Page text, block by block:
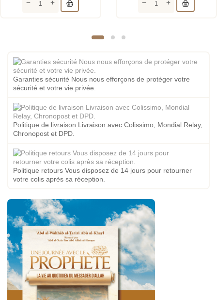
Garanties sécurité Nous nous efforçons de protéger votre
sécurité et votre vie privée.
Politique de livraison Livraison avec Colissimo, Mondial Relay,
Chronopost et DPD.
Politique retours Vous disposez de 14 jours pour retourner
votre colis après sa réception.